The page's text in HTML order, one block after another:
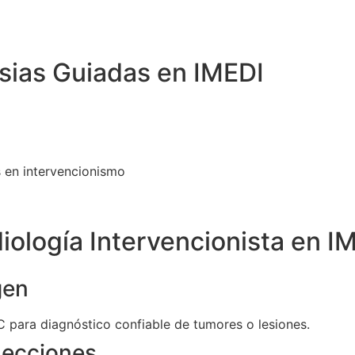
Guiadas en IMEDI
intervencionismo
Intervencionista en
para diagnóstico confiable de tumores o lesiones.